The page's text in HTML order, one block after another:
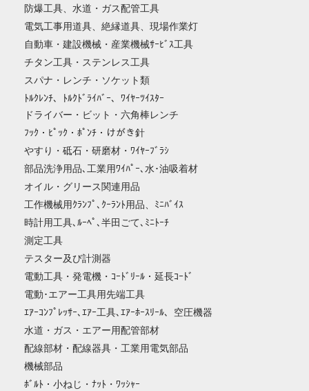
防爆工具、水道・ガス配管工具
電気工事用道具、絶縁道具、現場作業灯
自動車・建設機械・産業機械ｻｰﾋﾞｽ工具
チタン工具・ステンレス工具
スパナ・レンチ・ソケット類
ﾄﾙｸﾚﾝﾁ、ﾄﾙｸﾄﾞﾗｲﾊﾞｰ、ﾜｲﾔｰﾂｲｽﾀｰ
ドライバー・ビット・六角棒レンチ
ﾌｯｸ・ﾋﾟｯｸ・ﾎﾟﾝﾁ・けがき針
やすり・砥石・研磨材・ﾜｲﾔｰﾌﾞﾗｼ
部品洗浄用品､工業用ﾜｲﾊﾟｰ､水･油吸着材
オイル・グリース関連用品
工作機械用ｸﾗﾝﾌﾟ､ｸｰﾗﾝﾄ用品、ﾐﾆﾊﾞｲｽ
時計用工具､ﾙｰﾍﾟ､半田ごて､ﾐﾆﾄｰﾁ
測定工具
テスター及び計測器
電動工具・発電機・ｺｰﾄﾞﾘｰﾙ・延長ｺｰﾄﾞ
電動･エアー工具用先端工具
ｴｱｰｺﾝﾌﾟﾚｯｻｰ､ｴｱｰ工具､ｴｱｰﾎｰｽﾘｰﾙ、空圧機器
水道・ガス・エアー用配管部材
配線部材・配線器具・工業用電気部品
機械部品
ﾎﾞﾙﾄ・小ねじ・ﾅｯﾄ・ﾜｯｼｬｰ